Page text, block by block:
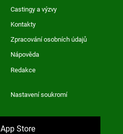
Castingy a výzvy
Kontakty
Zpracování osobních údajů
Nápověda
Redakce
Nastavení soukromí
App Store